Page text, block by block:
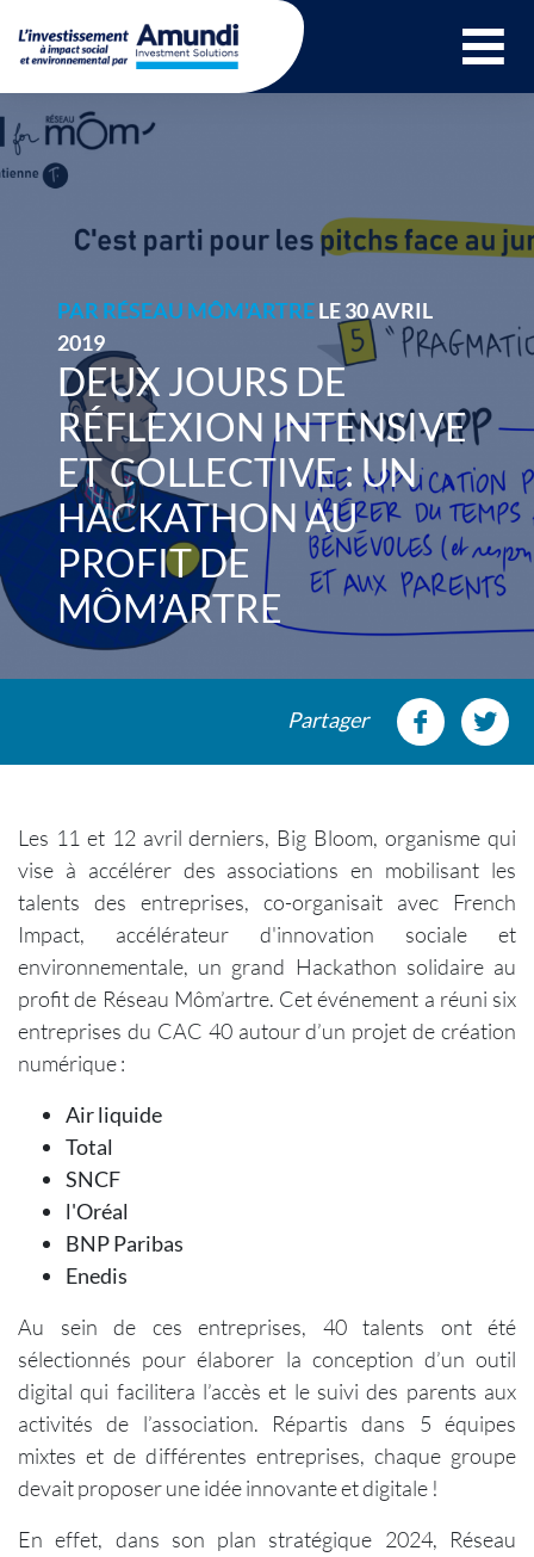
PAR RÉSEAU MÔM'ARTRELE 30 AVRIL
2019
DEUX JOURS DE
RÉFLEXION INTENSIVE
ET COLLECTIVE : UN
HACKATHON AU
PROFIT DE
MÔM’ARTRE
Partager
Les 11 et 12 avril derniers, Big Bloom, organisme qui
vise à accélérer des associations en mobilisant les
talents des entreprises, co-organisait avec French
Impact, accélérateur d'innovation sociale et
environnementale, un grand Hackathon solidaire au
profit de Réseau Môm’artre. Cet événement a réuni six
entreprises du CAC 40 autour d’un projet de création
numérique :
Air liquide
Total
SNCF
l'Oréal
BNP Paribas
Enedis
Au sein de ces entreprises, 40 talents ont été
sélectionnés pour élaborer la conception d’un outil
digital qui facilitera l’accès et le suivi des parents aux
activités de l’association. Répartis dans 5 équipes
mixtes et de différentes entreprises, chaque groupe
devait proposer une idée innovante et digitale !
En effet, dans son plan stratégique 2024, Réseau